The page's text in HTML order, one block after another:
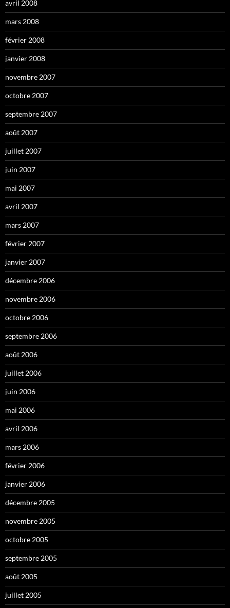
avril 2008
mars 2008
février 2008
janvier 2008
novembre 2007
octobre 2007
septembre 2007
août 2007
juillet 2007
juin 2007
mai 2007
avril 2007
mars 2007
février 2007
janvier 2007
décembre 2006
novembre 2006
octobre 2006
septembre 2006
août 2006
juillet 2006
juin 2006
mai 2006
avril 2006
mars 2006
février 2006
janvier 2006
décembre 2005
novembre 2005
octobre 2005
septembre 2005
août 2005
juillet 2005